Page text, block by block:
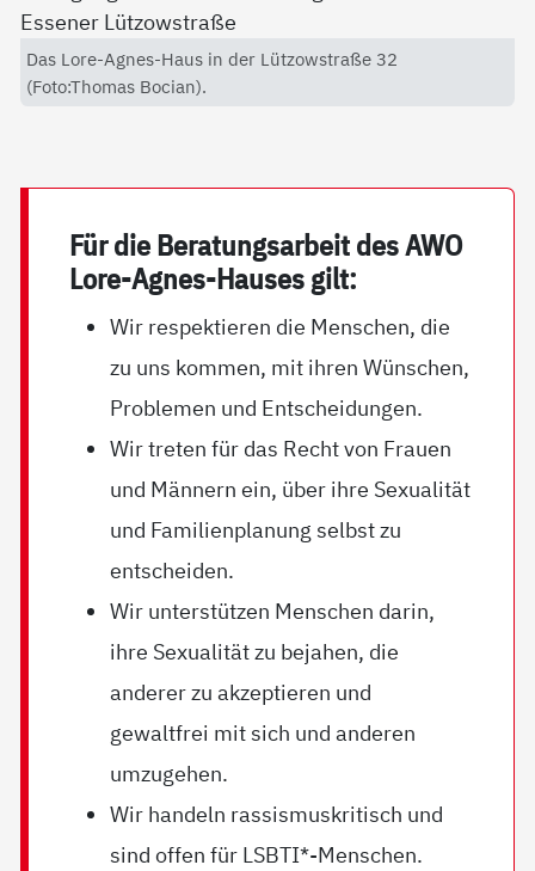
Das Lore-Agnes-Haus in der Lützowstraße 32
(Foto:Thomas Bocian).
Für die Be­ra­tungs­ar­beit des AWO
Lo­re-Ag­nes-Hau­ses gilt:
Wir respektieren die Menschen, die
zu uns kommen, mit ihren Wünschen,
Problemen und Entscheidungen.
Wir treten für das Recht von Frauen
und Männern ein, über ihre Sexualität
und Familienplanung selbst zu
entscheiden.
Wir unterstützen Menschen darin,
ihre Sexualität zu bejahen, die
anderer zu akzeptieren und
gewaltfrei mit sich und anderen
umzugehen.
Wir handeln rassismuskritisch und
sind offen für LSBTI*-Menschen.